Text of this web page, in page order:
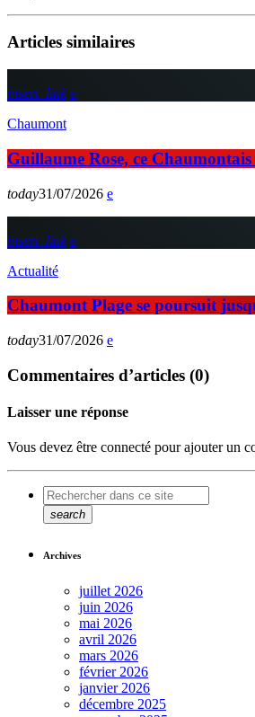
Articles similaires
insert_link
Chaumont
Guillaume Rose, ce
today31/07/2026
insert_link
Actualité
Chaumont Plage se poursuit
today31/07/2026
Commentaires d’articles (0)
Laisser une réponse
Vous devez être connecté pour ajouter un
search
Archives
juillet 2026
juin 2026
mai 2026
avril 2026
mars 2026
février 2026
janvier 2026
décembre 2025